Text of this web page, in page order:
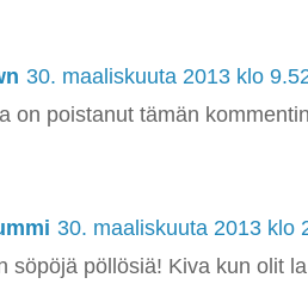
30. maaliskuuta 2013 klo
on poistanut tämän
30. maaliskuuta 2013 klo
söpöjä pöllösiä! Kiva kun olit